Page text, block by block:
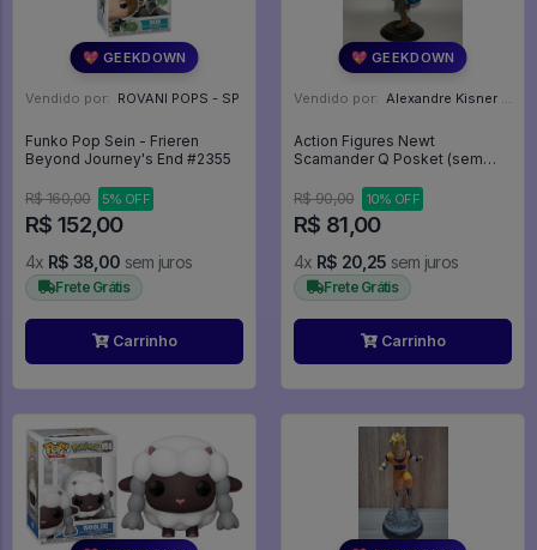
💖 GEEKDOWN
Vendido por: ROVANI POPS - SP
Funko Pop Sein - Frieren
Beyond Journey's End #2355
R$ 160,00 5% OFF
R$ 152,00
4x R$ 38,00 sem juros
Frete Grátis
Carrinho
💖 GEEKDOWN
Vendido por: Alexandre Kisner - PR
Action Figures Newt
Scamander Q Posket (sem
R$ 90,00
10% OFF
R$ 81,00
4x R$ 20,25 sem juros
Frete Grátis
Carrinho